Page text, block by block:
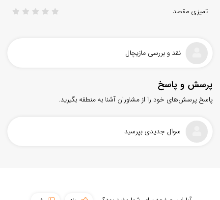
نقد و بررسی مازیچال
پرسش و پاسخ
پاسخ پرسش‌های خود را از مشاوران آشنا به منطقه بگیرید.
سوال جدیدی بپرسید
تمیزی مقصد